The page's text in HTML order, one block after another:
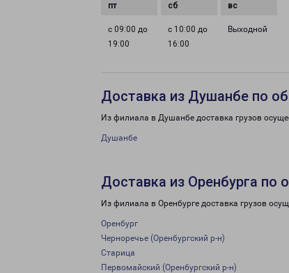
с 09:00 до
19:00
с 10:00 до
16:00
Выходной
Доставка из Душанбе по
Из филиала в Душанбе доставка грузов
Душанбе
Доставка из Оренбурга по
Из филиала в Оренбурге доставка грузов
Оренбург
Черноречье (Оренбургский р-н)
Старица
Первомайский (Оренбургский р-н)